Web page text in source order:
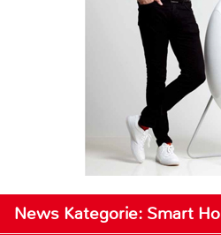
News Kategorie: Smart